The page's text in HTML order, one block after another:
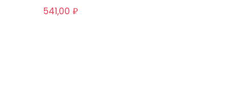
541,00₽